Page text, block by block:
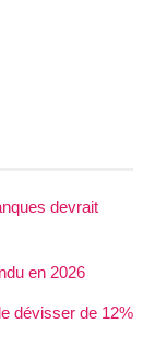
devrait
en 2026
dévisser de 12%